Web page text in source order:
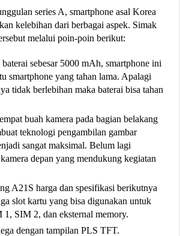
series A, smartphone asal Korea
kelebihan dari berbagai aspek. Simak
melalui poin-poin berikut:
sebesar 5000 mAh, smartphone ini
smartphone yang tahan lama. Apalagi
tidak berlebihan maka baterai bisa tahan
buah kamera pada bagian belakang
teknologi pengambilan gambar
sangat maksimal. Belum lagi
depan yang mendukung kegiatan
A21S harga dan spesifikasi berikutnya
slot kartu yang bisa digunakan untuk
1, SIM 2, dan eksternal memory.
dengan tampilan PLS TFT.